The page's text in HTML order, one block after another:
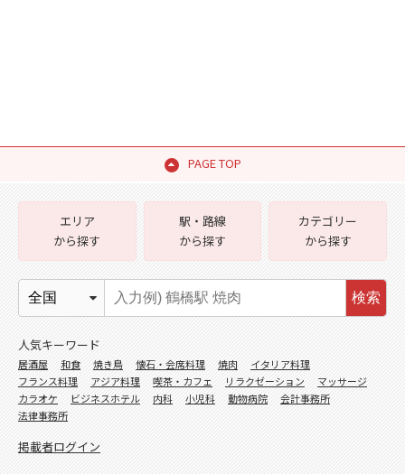
PAGE TOP
エリア
から探す
駅・路線
から探す
カテゴリー
から探す
検索
人気キーワード
居酒屋 和食 焼き鳥 懐石・会席料理 焼肉
イタリア料理
フランス料理
アジア料理 喫茶・カフェ リラクゼーション
マッサージ
カラオケ
ビジネスホテル 内科 小児科 動物病院
会計事務所
法律事務所
掲載者ログイン